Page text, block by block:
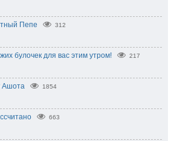
Пепе 312
булочек для вас этим утром! 217
Ашота 1854
663